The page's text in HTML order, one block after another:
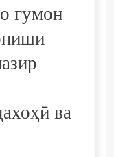
гумон
ва